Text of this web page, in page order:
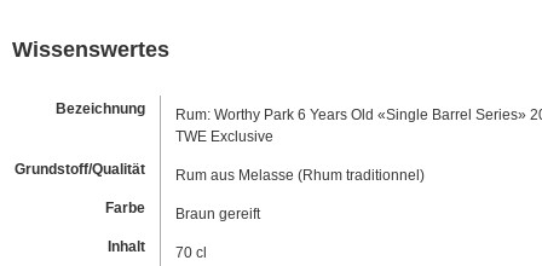
Wissenswertes
Bezeichnung
Rum: Worthy Park 6 Years Old «Single Barrel Series»
TWE Exclusive
Grundstoff/Qualität
Rum aus Melasse (Rhum traditionnel)
Farbe
Braun gereift
Inhalt
70 cl